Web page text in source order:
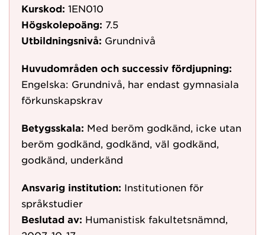
Kurskod: 1EN010
Högskolepoäng: 7.5
Utbildningsnivå: Grundnivå
Huvudområden och successiv fördjupning:
Engelska: Grundnivå, har endast gymnasiala
förkunskapskrav
Betygsskala: Med beröm godkänd, icke utan
beröm godkänd, godkänd, väl godkänd,
godkänd, underkänd
Ansvarig institution: Institutionen för
språkstudier
Beslutad av: Humanistisk fakultetsnämnd,